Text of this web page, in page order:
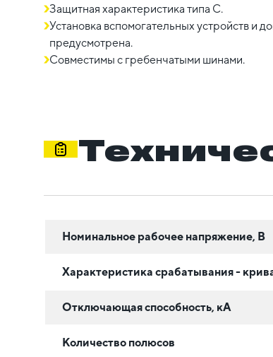
Защитная характеристика типа C.
Установка вспомогательных устройств
предусмотрена.
Совместимы с гребенчатыми шинами.
Номинальное рабочее напряжение, В
Характеристика срабатывания -
Отключающая способность, кА
Количество полюсов